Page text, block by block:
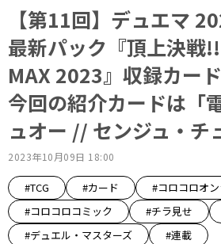
【第11回】デュエマ
最新パック『頂上決戦
MAX 2023』収録カー
今回の紹介カードは「
ュオー // センジュ・チ
2023年10月09日 18:00
#TCG #カード
#コロコロオ
#コロコロコミック
#チラ見せ
#デュエル・マスターズ
#連載